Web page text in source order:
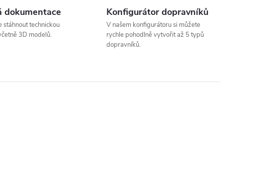
dokumentace
stáhnout technickou
3D modelů.
Konfigurátor dopravníků
V našem konfigurátoru si můžete
rychle pohodlně vytvořit až 5 typů
dopravníků.